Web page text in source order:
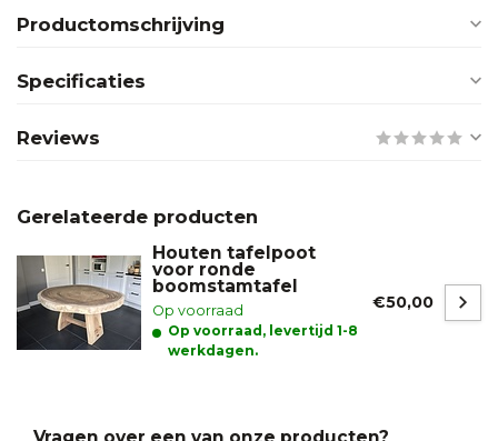
Productomschrijving
Specificaties
Reviews
Gerelateerde producten
Houten tafelpoot
voor ronde
boomstamtafel
Op voorraad
Op voorraad, levertijd 1-8
werkdagen.
€50,00
Vragen over een van onze producten?